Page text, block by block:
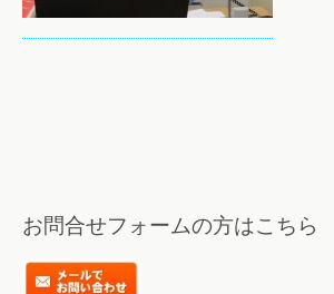
お問合せフォームの方はこ